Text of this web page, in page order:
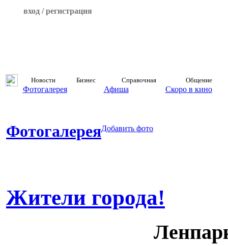
вход / регистрация
Новости Бизнес Справочная Общение
Фотогалерея Афиша Скоро в кино
ФотогалереяДобавить фото
Жители города!